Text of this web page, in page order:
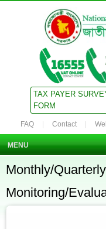
TAX PAYER
FORM
FAQ Contact
MENU
Monthly/
Monitoring/